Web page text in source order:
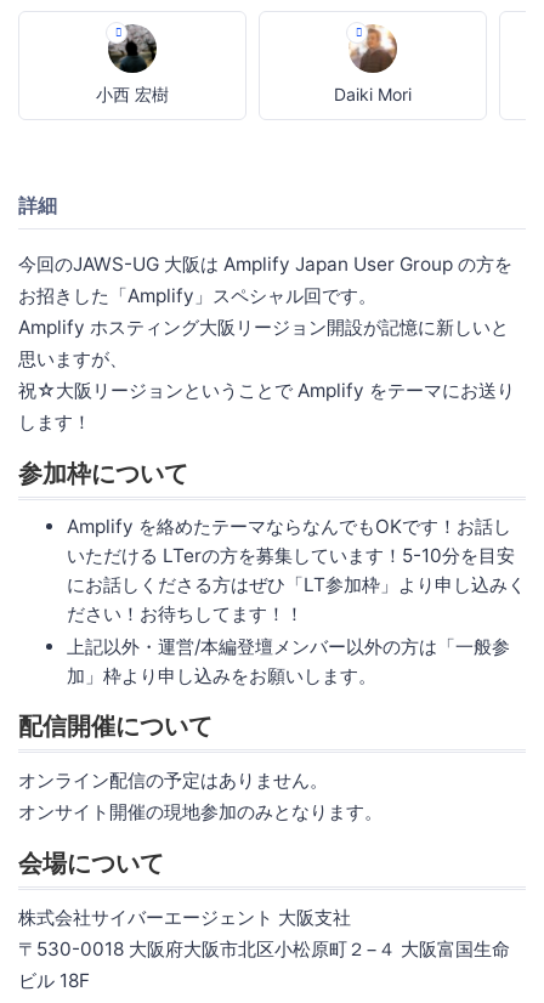
小西 宏樹 Daiki Mori
詳細
今回のJAWS-UG 大阪は Amplify Japan User Group の方を
お招きした「Amplify」スペシャル回です。
Amplify ホスティング大阪リージョン開設が記憶に新しいと
思いますが、
祝☆大阪リージョンということで Amplify をテーマにお送り
します！
参加枠について
Amplify を絡めたテーマならなんでもOKです！お話し
いただける LTerの方を募集しています！5-10分を目安
にお話しくださる方はぜひ「LT参加枠」より申し込みく
ださい！お待ちしてます！！
上記以外・運営/本編登壇メンバー以外の方は「一般参
加」枠より申し込みをお願いします。
配信開催について
オンライン配信の予定はありません。
オンサイト開催の現地参加のみとなります。
会場について
株式会社サイバーエージェント 大阪支社
〒530-0018 大阪府大阪市北区小松原町２−４ 大阪富国生命
ビル 18F